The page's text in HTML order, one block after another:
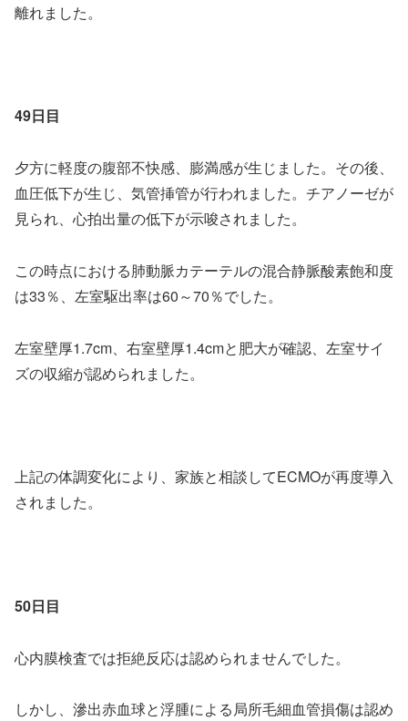
離れました。
49日目
夕方に軽度の腹部不快感、膨満感が生じました。その後、
血圧低下が生じ、気管挿管が行われました。チアノーゼが
見られ、心拍出量の低下が示唆されました。
この時点における肺動脈カテーテルの混合静脈酸素飽和度
は33％、左室駆出率は60～70％でした。
左室壁厚1.7cm、右室壁厚1.4cmと肥大が確認、左室サイ
ズの収縮が認められました。
上記の体調変化により、家族と相談してECMOが再度導入
されました。
50日目
心内膜検査では拒絶反応は認められませんでした。
しかし、滲出赤血球と浮腫による局所毛細血管損傷は認め